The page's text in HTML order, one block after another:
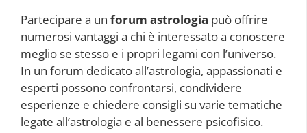
Partecipare a un forum astrologia può offrire
numerosi vantaggi a chi è interessato a conoscere
meglio se stesso e i propri legami con l’universo.
In un forum dedicato all’astrologia, appassionati e
esperti possono confrontarsi, condividere
esperienze e chiedere consigli su varie tematiche
legate all’astrologia e al benessere psicofisico.